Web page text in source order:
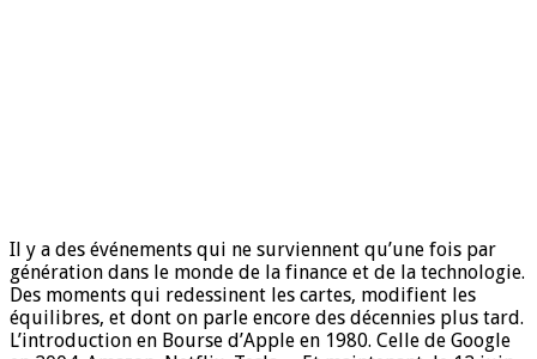
Il y a des événements qui ne surviennent qu’une fois par
génération dans le monde de la finance et de la technologie.
Des moments qui redessinent les cartes, modifient les
équilibres, et dont on parle encore des décennies plus tard.
L’introduction en Bourse d’Apple en 1980. Celle de Google